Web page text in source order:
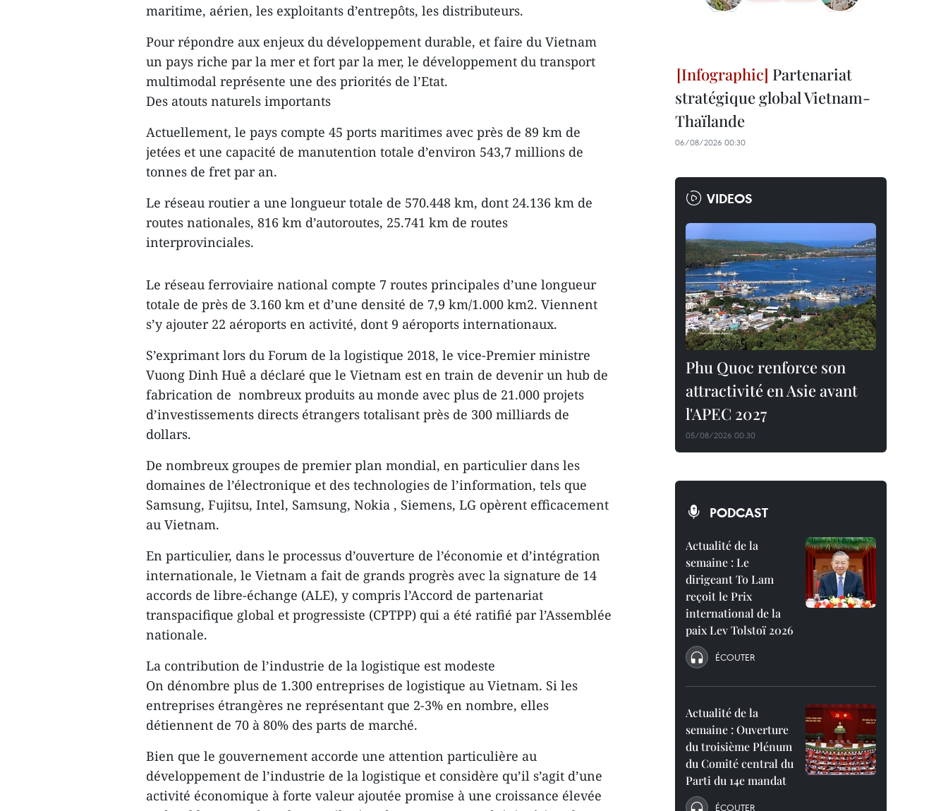
maritime, aérien, les exploitants d’entrepôts, les distributeurs.
Pour répondre aux enjeux du développement durable, et faire du Vietnam
un pays riche par la mer et fort par la mer, le développement du transport
multimodal représente une des priorités de l’Etat.
Des atouts naturels importants
Actuellement, le pays compte 45 ports maritimes avec près de 89 km de
jetées et une capacité de manutention totale d’environ 543,7 millions de
tonnes de fret par an.
Le réseau routier a une longueur totale de 570.448 km, dont 24.136 km de
routes nationales, 816 km d’autoroutes, 25.741 km de routes
interprovinciales.
Le réseau ferroviaire national compte 7 routes principales d’une longueur
totale de près de 3.160 km et d’une densité de 7,9 km/1.000 km2. Viennent
s’y ajouter 22 aéroports en activité, dont 9 aéroports internationaux.
S’exprimant lors du Forum de la logistique 2018, le vice-Premier ministre
Vuong Dinh Huê a déclaré que le Vietnam est en train de devenir un hub de
fabrication de nombreux produits au monde avec plus de 21.000 projets
d’investissements directs étrangers totalisant près de 300 milliards de
dollars.
De nombreux groupes de premier plan mondial, en particulier dans les
domaines de l’électronique et des technologies de l’information, tels que
Samsung, Fujitsu, Intel, Samsung, Nokia , Siemens, LG opèrent efficacement
au Vietnam.
En particulier, dans le processus d’ouverture de l’économie et d’intégration
internationale, le Vietnam a fait de grands progrès avec la signature de 14
accords de libre-échange (ALE), y compris l’Accord de partenariat
transpacifique global et progressiste (CPTPP) qui a été ratifié par l’Assemblée
nationale.
La contribution de l’industrie de la logistique est modeste
On dénombre plus de 1.300 entreprises de logistique au Vietnam. Si les
entreprises étrangères ne représentant que 2-3% en nombre, elles
détiennent de 70 à 80% des parts de marché.
Bien que le gouvernement accorde une attention particulière au
développement de l’industrie de la logistique et considère qu’il s’agit d’une
activité économique à forte valeur ajoutée promise à une croissance élevée
Partenariat
stratégique global Vietnam-
Thaïlande
06/08/2026 00:30
VIDEOS
Phu Quoc renforce son
attractivité en Asie avant
l'APEC 2027
05/08/2026 00:30
PODCAST
Actualité de la
semaine : Le
dirigeant To Lam
reçoit le Prix
international de la
paix Lev Tolstoï 2026
ÉCOUTER
Actualité de la
semaine : Ouverture
du troisième Plénum
du Comité central du
Parti du 14e mandat
ÉCOUTER